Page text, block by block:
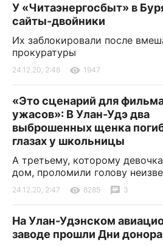
У «Читаэнергосбыт» в
сайты-двойники
Их заблокировали после
прокуратуры
24.12.20, 2:48 1947
«Это сценарий для
ужасов»: В Улан-Удэ два
выброшенных щенка
глазах у школьницы
А третьему, которому
дом, проломили голову
24.12.20, 2:47 8285 3
На Улан-Удэнском
заводе прошли Дни донора